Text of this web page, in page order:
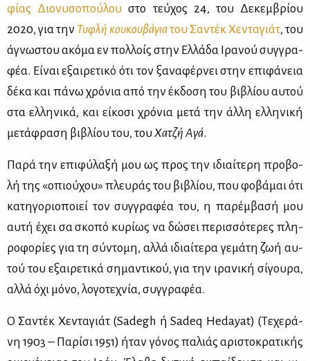
φί­ας Διο­νυ­σο­πού­λου στο τεύ­χος 24, του Δε­κεμ­βρί­ου
2020, για την Τυ­φλή κου­κου­βά­γιατου Σα­ντέκ Χε­ντα­γιάτ, του
άγνω­στου ακό­μα εν πολ­λοίς στην Ελ­λά­δα Ιρα­νού συγ­γρα­
φέα. Εί­ναι εξαι­ρε­τι­κό ότι τον ξα­να­φέρ­νει στην επι­φά­νεια
δέ­κα και πά­νω χρό­νια από την έκ­δο­ση του βι­βλί­ου αυ­τού
στα ελ­λη­νι­κά, και εί­κο­σι χρό­νια με­τά την άλ­λη ελ­λη­νι­κή
με­τά­φρα­ση βι­βλί­ου του, του Χα­τζή Αγά.
Πα­ρά την επι­φύ­λα­ξή μου ως προς την ιδιαί­τε­ρη προ­βο­
λή της «οπιού­χου» πλευ­ράς του βι­βλί­ου, που φο­βά­μαι ότι
κα­τη­γο­ριο­ποιεί τον συγ­γρα­φέα του, η πα­ρέμ­βα­σή μου
αυ­τή έχει σα σκο­πό κυ­ρί­ως να δώ­σει πε­ρισ­σό­τε­ρες πλη­
ρο­φο­ρί­ες για τη σύ­ντο­μη, αλ­λά ιδιαί­τε­ρα γε­μά­τη ζωή αυ­
τού του εξαι­ρε­τι­κά ση­μα­ντι­κού, για την ιρα­νι­κή σί­γου­ρα,
αλ­λά όχι μό­νο, λο­γο­τε­χνία, συγ­γρα­φέα.
Ο Σα­ντέκ Χε­ντα­γιάτ (Sadegh ή Sadeq Hedayat) (Τε­χε­ρά­
νη 1903 – Πα­ρί­σι 1951) ήταν γό­νος πα­λιάς αρι­στο­κρα­τι­κής